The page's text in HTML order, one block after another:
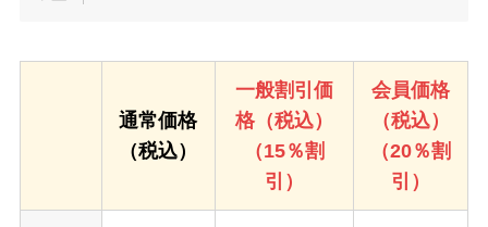
通常価格
（税込）
一般割引価
格（税込）
（15％割
引）
会員価格
（税込）
（20％割
引）